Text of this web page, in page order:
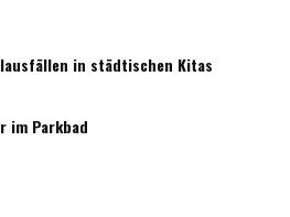
in städtischen Kitas
im Parkbad